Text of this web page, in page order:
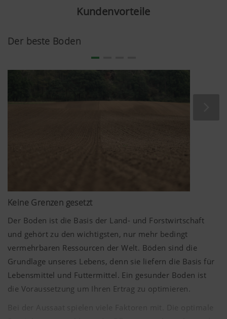
Kundenvorteile
Der beste Boden
Keine Grenzen gesetzt
Der Boden ist die Basis der Land- und Forstwirtschaft
und gehört zu den wichtigsten, nur mehr bedingt
vermehrbaren Ressourcen der Welt. Böden sind die
Grundlage unseres Lebens, denn sie liefern die Basis für
Lebensmittel und Futtermittel. Ein gesunder Boden ist
die Voraussetzung um Ihren Ertrag zu optimieren.